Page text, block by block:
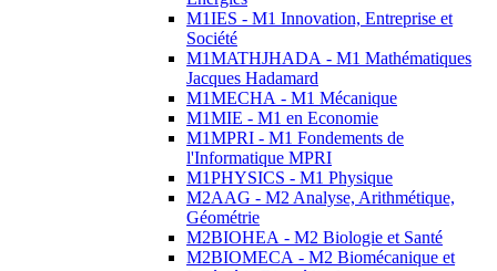
M1IES - M1 Innovation, Entreprise et
Société
M1MATHJHADA - M1 Mathématiques
Jacques Hadamard
M1MECHA - M1 Mécanique
M1MIE - M1 en Economie
M1MPRI - M1 Fondements de
l'Informatique MPRI
M1PHYSICS - M1 Physique
M2AAG - M2 Analyse, Arithmétique,
Géométrie
M2BIOHEA - M2 Biologie et Santé
M2BIOMECA - M2 Biomécanique et